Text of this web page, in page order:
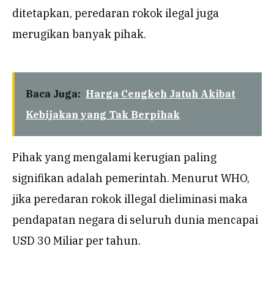
ditetapkan, peredaran rokok ilegal juga
merugikan banyak pihak.
Baca Juga: Harga Cengkeh Jatuh Akibat
Kebijakan yang Tak Berpihak
Pihak yang mengalami kerugian paling
signifikan adalah pemerintah. Menurut WHO,
jika peredaran rokok illegal dieliminasi maka
pendapatan negara di seluruh dunia mencapai
USD 30 Miliar per tahun.